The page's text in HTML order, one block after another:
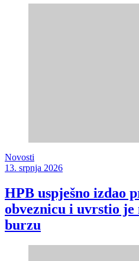
Novosti
13. srpnja 2026
HPB uspješno izdao
obveznicu i uvrstio je
burzu